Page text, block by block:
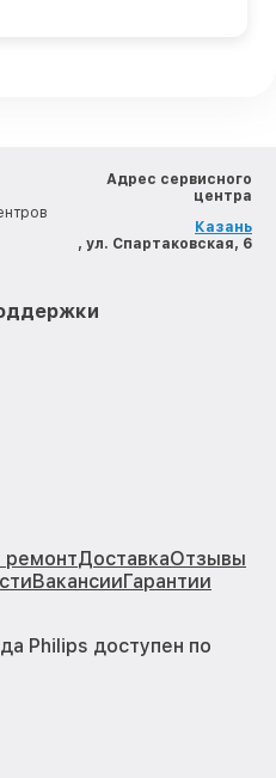
Адрес сервисного
центра
Казань
, ул. Спартаковская, 6
ремонтДоставкаОтзывы
ВакансииГарантии
Philips доступен по